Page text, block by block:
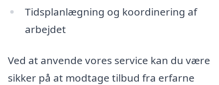
Tidsplanlægning og koordinering af
arbejdet
Ved at anvende vores service kan du være
sikker på at modtage tilbud fra erfarne